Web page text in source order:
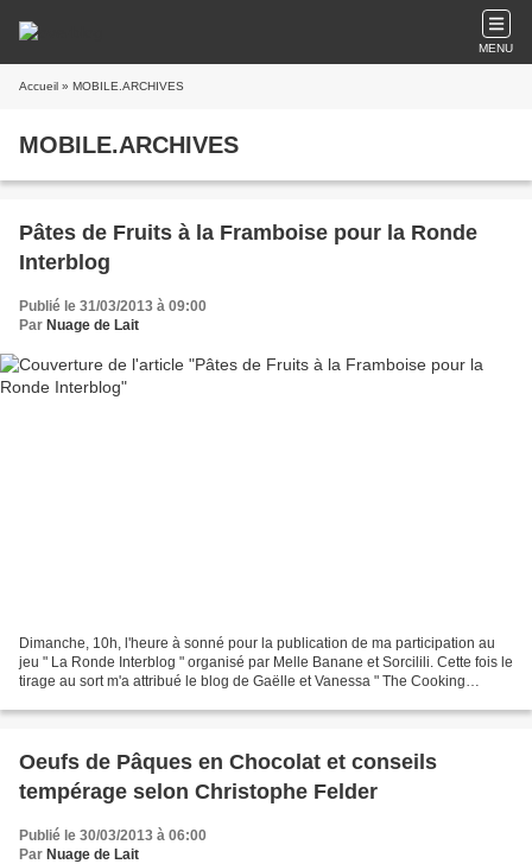
MENU
Accueil » MOBILE.ARCHIVES
MOBILE.ARCHIVES
Pâtes de Fruits à la Framboise pour la Ronde
Interblog
Publié le 31/03/2013 à 09:00
Par Nuage de Lait
Dimanche, 10h, l'heure à sonné pour la publication de ma participation au
jeu " La Ronde Interblog " organisé par Melle Banane et Sorcilili. Cette fois le
tirage au sort m'a attribué le blog de Gaëlle et Vanessa " The Cooking
Oeufs de Pâques en Chocolat et conseils
tempérage selon Christophe Felder
Publié le 30/03/2013 à 06:00
Par Nuage de Lait